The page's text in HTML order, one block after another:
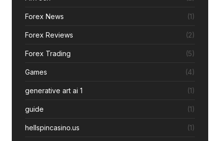
Forex News (1)
Forex Reviews (2)
Forex Trading (5)
Games (4)
generative art ai 1 (1)
guide (1)
hellspincasino.us (1)